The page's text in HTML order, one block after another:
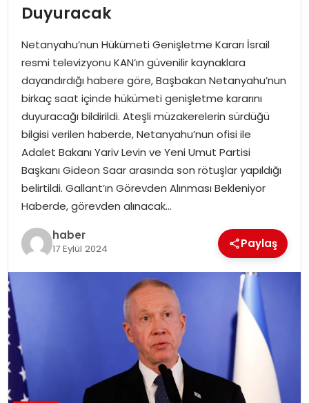
EKONOMI
SPOR
TEKNOLOJI
EĞITIM
GENEL
Duyuracak
Netanyahu’nun Hükümeti Genişletme Kararı İsrail
resmi televizyonu KAN’ın güvenilir kaynaklara
dayandırdığı habere göre, Başbakan Netanyahu’nun
birkaç saat içinde hükümeti genişletme kararını
duyuracağı bildirildi. Ateşli müzakerelerin sürdüğü
bilgisi verilen haberde, Netanyahu’nun ofisi ile
Adalet Bakanı Yariv Levin ve Yeni Umut Partisi
Başkanı Gideon Saar arasında son rötuşlar yapıldığı
belirtildi. Gallant’ın Görevden Alınması Bekleniyor
Haberde, görevden alınacak…
haber
17 Eylül 2024 Paylaş